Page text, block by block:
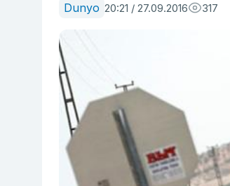
Dunyo 20:21 / 27.09.2016 317